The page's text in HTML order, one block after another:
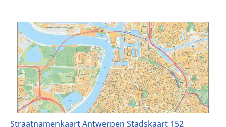
Straatnamenkaart Antwerpen Stadskaart 152